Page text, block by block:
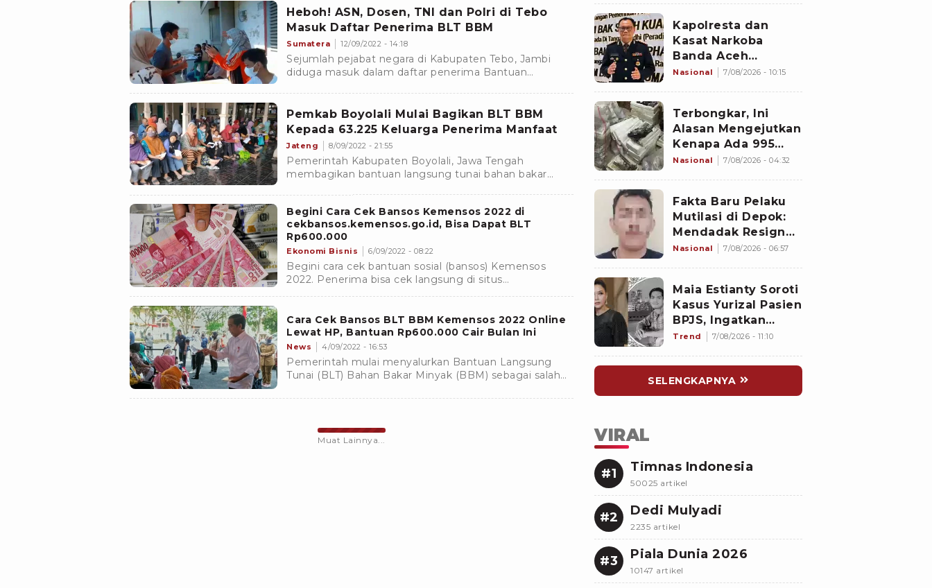
Heboh! ASN, Dosen, TNI dan Polri di Tebo
Masuk Daftar Penerima BLT BBM
Sumatera 12/09/2022 - 14:18
Sejumlah pejabat negara di Kabupaten Tebo, Jambi
diduga masuk dalam daftar penerima Bantuan
kunjungan kerjanya di Jakarta beberapa waktu lalu.
Pemkab Boyolali Mulai Bagikan BLT BBM
Kepada 63.225 Keluarga Penerima Manfaat
Jateng 8/09/2022 - 21:55
Pemerintah Kabupaten Boyolali, Jawa Tengah
membagikan bantuan langsung tunai bahan bakar
Begini Cara Cek Bansos Kemensos 2022 di
cekbansos.kemensos.go.id, Bisa Dapat BLT
Rp600.000
Ekonomi Bisnis 6/09/2022 - 08:22
Begini cara cek bantuan sosial (bansos) Kemensos
2022. Penerima bisa cek langsung di situs
Cara Cek Bansos BLT BBM Kemensos 2022 Online
Lewat HP, Bantuan Rp600.000 Cair Bulan Ini
News 4/09/2022 - 16:53
Pemerintah mulai menyalurkan Bantuan Langsung
Tunai (BLT) Bahan Bakar Minyak (BBM) sebagai salah
Muat Lainnya...
Tewas
Kapolresta dan
Kasat Narkoba
Banda Aceh
Diperiksa
Nasional 7/08/2026 - 10:15
Terbongkar, Ini
Alasan Mengejutkan
Kenapa Ada 995
Senjata di Dalam
Nasional 7/08/2026 - 04:32
Fakta Baru Pelaku
Mutilasi di Depok:
Mendadak Resign
Kerja Goreng Piscok
Nasional 7/08/2026 - 06:57
Maia Estianty Soroti
Kasus Yurizal Pasien
BPJS, Ingatkan
Nakes untuk Jaga
Trend 7/08/2026 - 11:10
SELENGKAPNYA
VIRAL
#1 Timnas Indonesia
50025 artikel
#2 Dedi Mulyadi
2235 artikel
#3 Piala Dunia 2026
10147 artikel